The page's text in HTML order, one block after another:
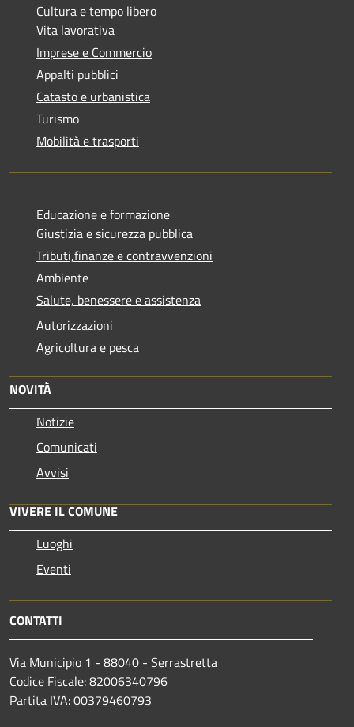
Cultura e tempo libero
Vita lavorativa
Imprese e Commercio
Appalti pubblici
Catasto e urbanistica
Turismo
Mobilità e trasporti
Educazione e formazione
Giustizia e sicurezza pubblica
Tributi,finanze e contravvenzioni
Ambiente
Salute, benessere e assistenza
Autorizzazioni
Agricoltura e pesca
NOVITÀ
Notizie
Comunicati
Avvisi
VIVERE IL COMUNE
Luoghi
Eventi
CONTATTI
Via Municipio 1 - 88040 - Serrastretta
Codice Fiscale: 82006340796
Partita IVA: 00379460793